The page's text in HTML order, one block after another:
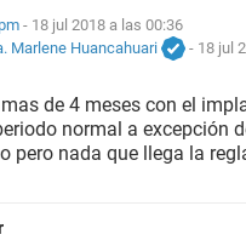
- 18 jul 2018 a las 00:36
Marlene Huancahuari
- 18 jul
de 4 meses con el
normal a excepción
pero nada que llega la